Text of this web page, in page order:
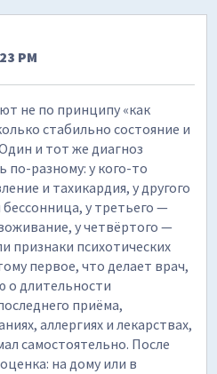
PM
не по принципу «как
стабильно состояние и
и тот же диагноз
по-разному: у кого-то
и тахикардия, у другого
у третьего —
у четвёртого —
признаки психотических
первое, что делает врач,
длительности
приёма,
аллергиях и лекарствах,
самостоятельно. После
на дому или в